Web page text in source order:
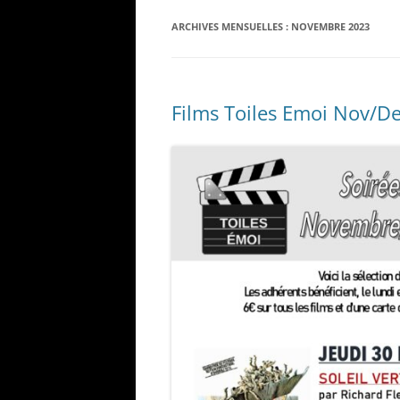
ARCHIVES MENSUELLES : NOVEMBRE 2023
Films Toiles Emoi Nov/